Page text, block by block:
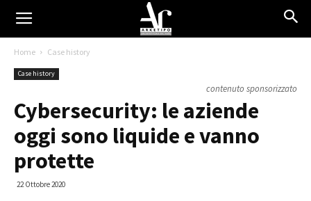
Home Case history
Case history
contenuto sponsorizzato
Cybersecurity: le aziende
oggi sono liquide e vanno
protette
22 Ottobre 2020